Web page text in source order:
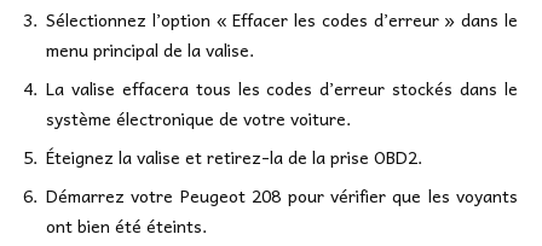
Sélectionnez l’option « Effacer les codes d’erreur » dans le
menu principal de la valise.
La valise effacera tous les codes d’erreur stockés dans le
système électronique de votre voiture.
Éteignez la valise et retirez-la de la prise OBD2.
Démarrez votre Peugeot 208 pour vérifier que les voyants
ont bien été éteints.